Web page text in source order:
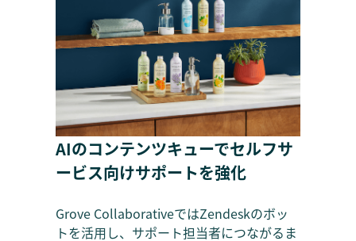
AIのコンテンツキューでセルフサ
ービス向けサポートを強化
Grove CollaborativeではZendeskのボッ
トを活用し、サポート担当者につながるま